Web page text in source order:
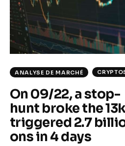
Climate
Markets
Tech
Shop
ANALYSE DE MARCHÉ
On 09/22, a stop-
hunt broke the
triggered 2.7
ons in 4 days